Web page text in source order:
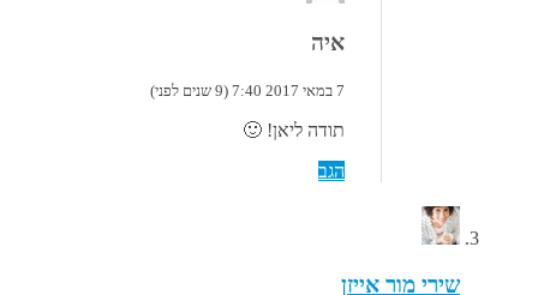
איה
7 במאי 2017 7:40 (9 שנים לפני)
תודה ליאן! 🙂
הגב
שירי מור אייזן